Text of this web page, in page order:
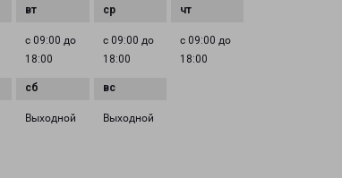
с 09:00 до
18:00
с 09:00 до
18:00
с 09:00 до
18:00
Выходной Выходной